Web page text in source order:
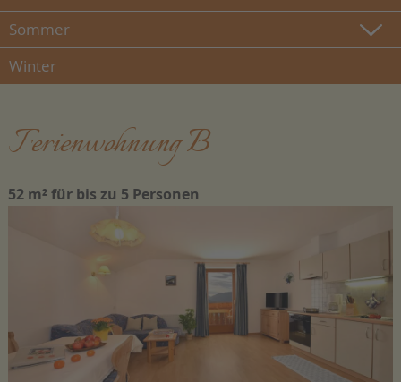
Sommer
Winter
Ferienwohnung B
52 m² für bis zu 5 Personen